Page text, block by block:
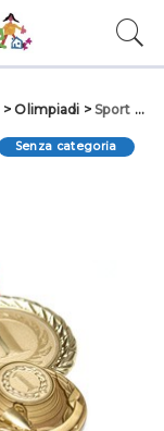
>Olimpiadi >Sport olimpici
Senza categoria